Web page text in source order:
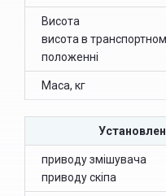
Висота
висота в
положенні
Маса, кг
приводу змішувача
приводу скіпа